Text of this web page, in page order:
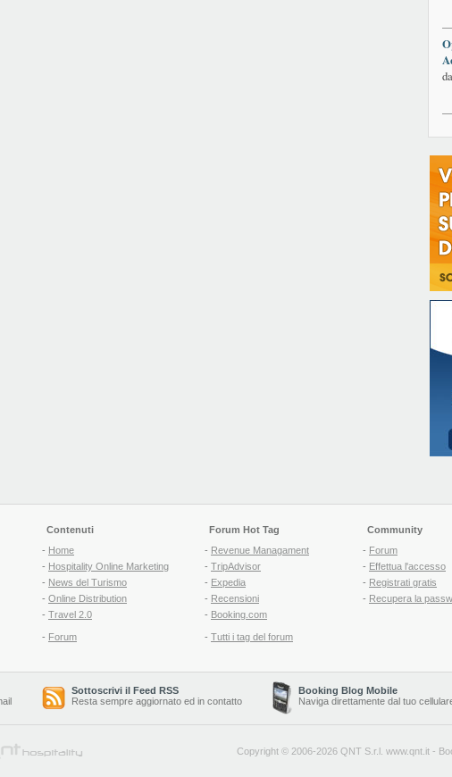
da
Contenuti
- Home
- Hospitality Online Marketing
- News del Turismo
- Online Distribution
- Travel 2.0
- Forum
Forum Hot Tag
- Revenue Managament
- TripAdvisor
- Expedia
- Recensioni
- Booking.com
- Tutti i tag del forum
Community
- Forum
- Effettua l'accesso
- Registrati gratis
- Recupera la
Sottoscrivi il Feed RSS
Resta sempre aggiornato ed in contatto
Booking Blog Mobile
Naviga direttamente dal tuo
Copyright © 2006-2026 QNT S.r.l. www.qnt.it -